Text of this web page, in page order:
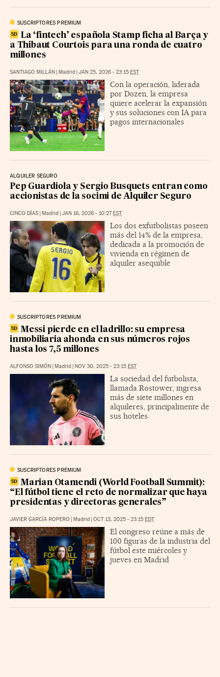
SUSCRIPTORES PREMIUM
La ‘fintech’ española Stamp ficha al Barça y
a Thibaut Courtois para una ronda de cuatro
millones
SANTIAGO MILLÁN | Madrid | JAN 25, 2026 - 23:15 EST
Con la operación, liderada
por Dozen, la empresa
quiere acelerar la expansión
y sus soluciones con IA para
pagos internacionales
ALQUILER SEGURO
Pep Guardiola y Sergio Busquets entran como
accionistas de la socimi de Alquiler Seguro
CINCO DÍAS | Madrid | JAN 16, 2026 - 10:27EST
Los dos exfutbolistas poseen
más del 14% de la empresa,
dedicada a la promoción de
vivienda en régimen de
alquiler asequible
SUSCRIPTORES PREMIUM
Messi pierde en el ladrillo: su empresa
inmobiliaria ahonda en sus números rojos
hasta los 7,5 millones
ALFONSO SIMÓN | Madrid | NOV 30, 2025 - 23:15 EST
La sociedad del futbolista,
llamada Rostower, ingresa
más de siete millones en
alquileres, principalmente de
sus hoteles
SUSCRIPTORES PREMIUM
Marian Otamendi (World Football Summit):
“El fútbol tiene el reto de normalizar que haya
presidentas y directoras generales”
JAVIER GARCÍA ROPERO | Madrid | OCT 13, 2025 - 23:15 EDT
El congreso reúne a más de
100 figuras de la industria del
fútbol este miércoles y
jueves en Madrid